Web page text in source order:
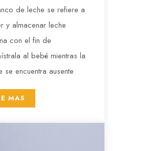
de leche se refiere a
y almacenar leche
con el fin de
al bebé mientras la
se encuentra ausente
MAS